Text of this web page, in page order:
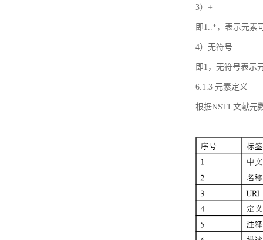
3）+
即1..*，表示元素
4）无符号
即1，无符号表示
6.1.3 元素定义
根据NSTL文献元